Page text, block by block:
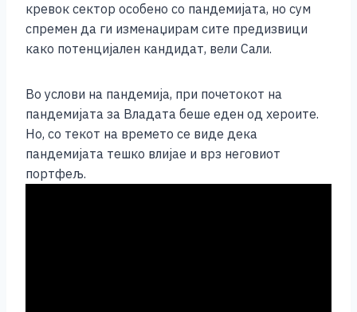
кревок сектор особено со пандемијата, но сум
спремен да ги изменаџирам сите предизвици
како потенцијален кандидат, вели Сали.
Во услови на пандемија, при почетокот на
пандемијата за Владата беше еден од хероите.
Но, со текот на времето се виде дека
пандемијата тешко влијае и врз неговиот
портфељ.